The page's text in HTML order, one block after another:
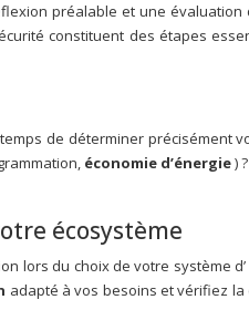
préalable et une
constituent des étapes
de déterminer précisément
économie d’énergie)
écosystème
lors du choix de votre système d’
adapté à vos besoins et vérifiez la